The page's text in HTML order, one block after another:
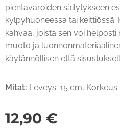
pientavaroiden säilytykseen
kylpyhuoneessa tai keittiössä.
kahvaa, joista sen voi helposti
muoto ja
käytännöllisen että
Mitat: Leveys: 15 cm,
12,90 €